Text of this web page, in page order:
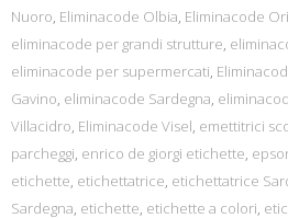
Nuoro, Eliminacode Olbia, Eliminacode
eliminacode per grandi strutture,
eliminacode per supermercati,
Gavino, eliminacode Sardegna,
Villacidro, Eliminacode Visel, emettitrici
parcheggi, enrico de giorgi etichette,
etichette, etichettatrice, etichettatrice
Sardegna, etichette, etichette a colori,